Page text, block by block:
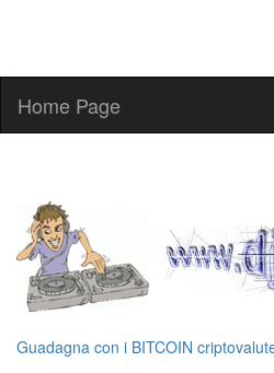
Home Page
Guadagna con i BITCOIN